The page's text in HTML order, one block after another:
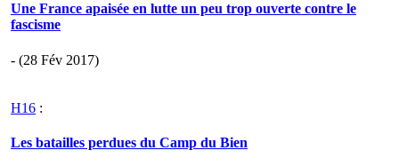
Une France apaisée en lutte un peu trop ouverte contre le
fascisme
- (28 Fév 2017)
H16 :
Les batailles perdues du Camp du Bien